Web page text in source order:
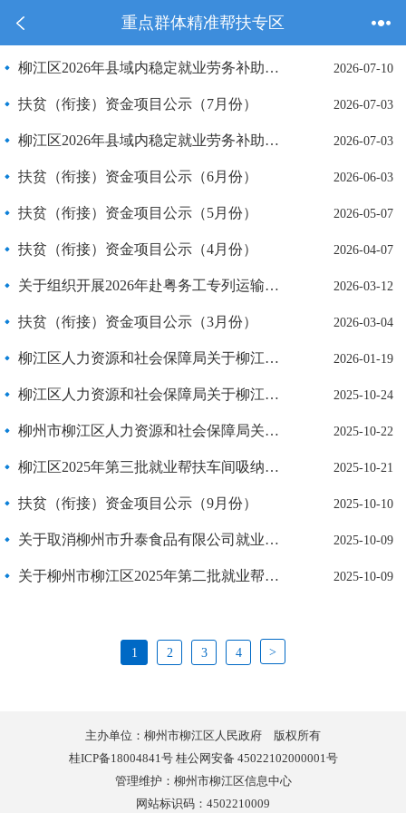
重点群体精准帮扶专区
2026-07-10
柳江区2026年县域内稳定就业劳务补助公示(第二批）
2026-07-03
扶贫（衔接）资金项目公示（7月份）
2026-07-03
柳江区2026年县域内稳定就业劳务补助公示(第一批）
2026-06-03
扶贫（衔接）资金项目公示（6月份）
2026-05-07
扶贫（衔接）资金项目公示（5月份）
2026-04-07
扶贫（衔接）资金项目公示（4月份）
2026-03-12
关于组织开展2026年赴粤务工专列运输服务工作交通费用的公示
2026-03-04
扶贫（衔接）资金项目公示（3月份）
2026-01-19
柳江区人力资源和社会保障局关于柳江区职业培训机构申请2025年度第一批强企增技稳岗专项技能培训补贴公示
2025-10-24
柳江区人力资源和社会保障局关于柳江区职业培训机构申请2025年度第三批职业技能培训补贴公示
2025-10-22
柳州市柳江区人力资源和社会保障局关于柳江区2024年度就业困难人员灵活就业申请社会保险补贴的公示
2025-10-21
柳江区2025年第三批就业帮扶车间吸纳就业补贴名单公示
2025-10-10
扶贫（衔接）资金项目公示（9月份）
2025-10-09
关于取消柳州市升泰食品有限公司就业帮扶车间称号的公示
2025-10-09
关于柳州市柳江区2025年第二批就业帮扶车间拟认定名单的公示
1 2 3 4 >
主办单位：柳州市柳江区人民政府 版权所有
桂ICP备18004841号 桂公网安备 45022102000001号
管理维护：柳州市柳江区信息中心
网站标识码：4502210009